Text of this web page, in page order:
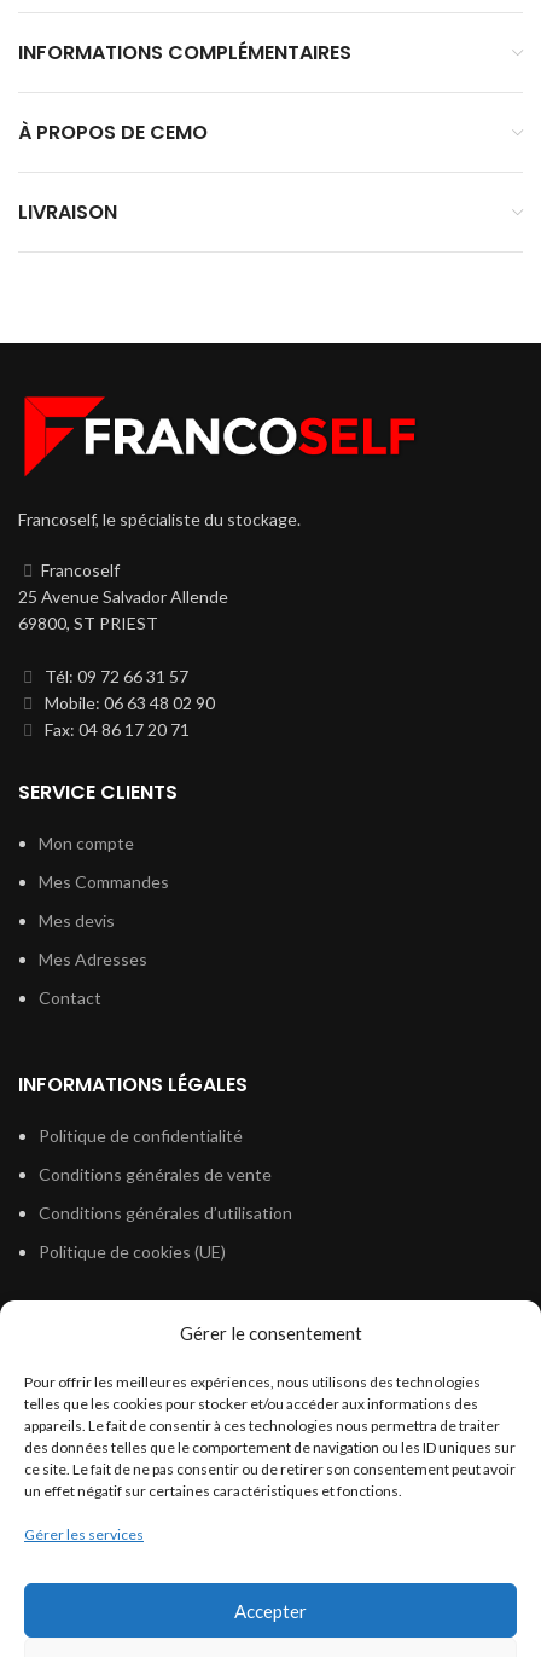
Gérer le consentement
Pour offrir les meilleures expériences, nous utilisons des technologies
telles que les cookies pour stocker et/ou accéder aux informations des
appareils. Le fait de consentir à ces technologies nous permettra de traiter
des données telles que le comportement de navigation ou les ID uniques sur
ce site. Le fait de ne pas consentir ou de retirer son consentement peut avoir
un effet négatif sur certaines caractéristiques et fonctions.
Gérer les services
Accepter
INFORMATIONS COMPLÉMENTAIRES
À PROPOS DE CEMO
LIVRAISON
Francoself, le spécialiste du stockage.
Francoself
25 Avenue Salvador Allende
69800, ST PRIEST
Tél: 09 72 66 31 57
Mobile: 06 63 48 02 90
Fax: 04 86 17 20 71
SERVICE CLIENTS
Mon compte
Mes Commandes
Mes devis
Mes Adresses
Contact
INFORMATIONS LÉGALES
Politique de confidentialité
Conditions générales de vente
Conditions générales d’utilisation
Politique de cookies (UE)
Législation Gasoil Fioul GNR
Législation Essence
Législation Adblue
Législation Eau
Législation Lubrifiant
Législation Phytosanitaire